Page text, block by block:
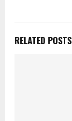
RELATED POSTS